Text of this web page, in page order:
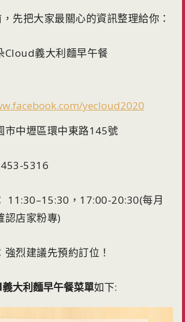
先把大家最關心的資訊整理給你：
Cloud義大利麵早午餐
yecloud2020
市中壢區環中東路145號
453-5316
11:30–15:30，17:00-20:30(每月
認店家粉專)
強烈建議先預約訂位！
大利麵早午餐菜單如下: